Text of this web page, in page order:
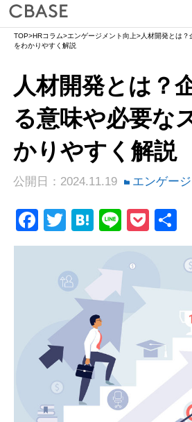
サービス
活用シーン
導入事例
セミナー情報
HRコラム
お知らせ
よくある質問
資料請求(無料) お
TOP>HRコラム>エンゲージメント向上>人材開発とは？
をわかりやすく解説
人材開発とは？
る意味や必要な
かりやすく解説
公開日：2024.11.19 エンゲー
Facebook
Twitter
Hatena
Line